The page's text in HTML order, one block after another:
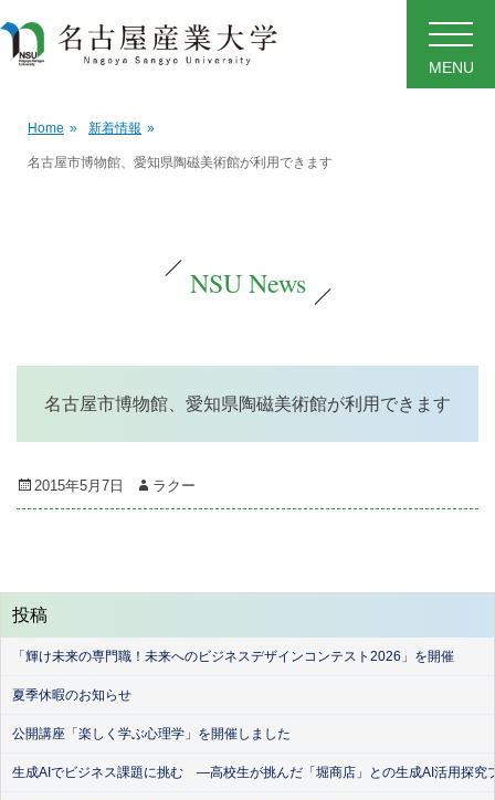
MENU
Home » 新着情報 »
名古屋市博物館、愛知県陶磁美術館が利用できます
NSU News
名古屋市博物館、愛知県陶磁美術館が利用できます
Posted
on
2015年5月7日 Author
ラクー
投稿
「輝け未来の専門職！未来へのビジネスデザインコンテスト2026」を開催
夏季休暇のお知らせ
公開講座「楽しく学ぶ心理学」を開催しました
生成AIでビジネス課題に挑む ―高校生が挑んだ「堀商店」との生成AI活用探究